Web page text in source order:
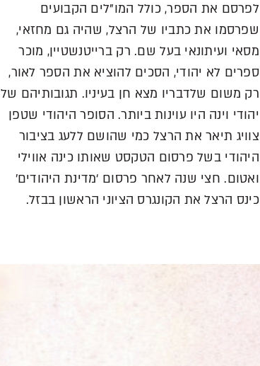
לפרסם את הספר, כולל המו”לים הקבועים
שפרסמו את כתביו של הרצל, שהיה גם מחזאי,
מסאי ועיתונאי בעל שם. רק ברייטנשטיין, מוכר
ספרים לא יהודי, הסכים להוציא את הספר לאור,
רק משום שלדבריו מצא חן בעיניו. תגובותיהם של
יהודי וינה היו עוינות ביותר. הסופר היהודי שטפן
צוויג תיאר את הרצל כמי שהושם ללעג בציבור
היהודי בשל פרסום הטקסט שאותו כינה אווילי
ואטום. חצי שנה לאחר פרסום ‘מדינת היהודים’
כינס הרצל את הקונגרס הציוני הראשון בבזל.